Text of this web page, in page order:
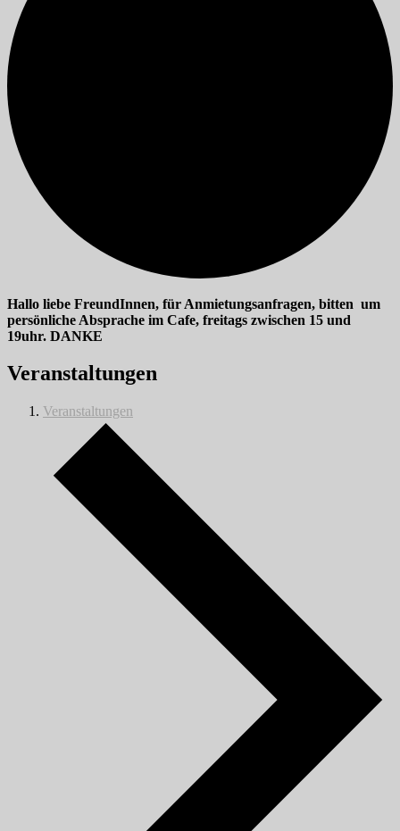
Hallo liebe FreundInnen, für Anmietungsanfragen, bitten um
persönliche Absprache im Cafe, freitags zwischen 15 und
19uhr. DANKE
Veranstaltungen
Veranstaltungen